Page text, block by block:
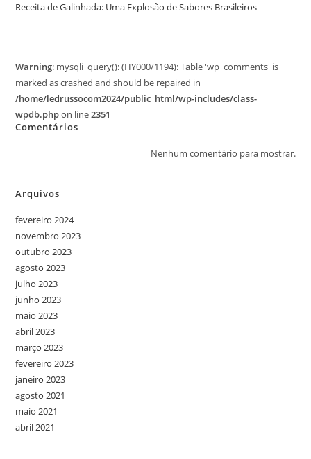
Receita de Galinhada: Uma Explosão de Sabores Brasileiros
Warning: mysqli_query(): (HY000/1194): Table 'wp_comments' is
marked as crashed and should be repaired in
/home/ledrussocom2024/public_html/wp-includes/class-
wpdb.phpon line2351
Comentários
Nenhum comentário para mostrar.
Arquivos
fevereiro 2024
novembro 2023
outubro 2023
agosto 2023
julho 2023
junho 2023
maio 2023
abril 2023
março 2023
fevereiro 2023
janeiro 2023
agosto 2021
maio 2021
abril 2021